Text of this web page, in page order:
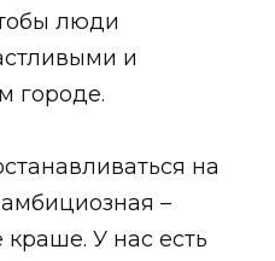
люди
и
городе.
на
–
У нас есть